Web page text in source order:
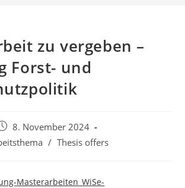
zu vergeben –
Forst- und
8. November 2024
/ Thesis offers
Masterarbeiten_WiSe-